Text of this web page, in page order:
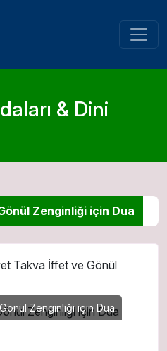
& Dini
Zenginliği için Dua
Takva İffet ve Gönül
Zenginliği için Dua